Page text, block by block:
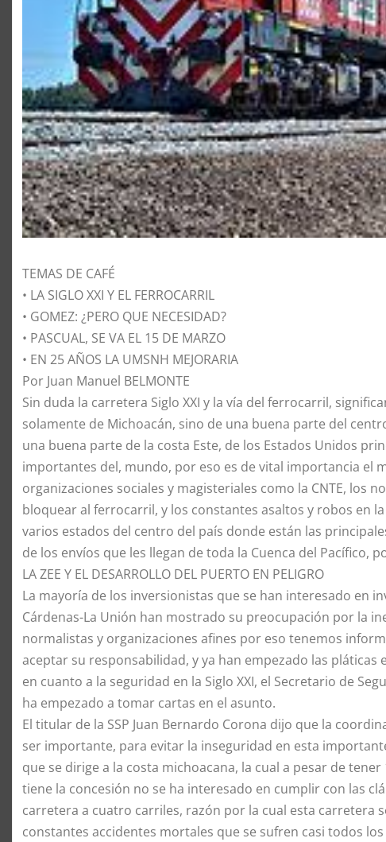
TEMAS DE CAFÉ
• LA SIGLO XXI Y EL FERROCARRIL
• GOMEZ: ¿PERO QUE NECESIDAD?
• PASCUAL, SE VA EL 15 DE MARZO
• EN 25 AÑOS LA UMSNH MEJORARIA
Por Juan Manuel BELMONTE
​Sin duda la carretera Siglo XXI y la vía del ferrocarril,
solamente de Michoacán, sino de una buena parte del
una buena parte de la costa Este, de los Estados Unidos
importantes del, mundo, por eso es de vital importancia el
organizaciones sociales y magisteriales como la CNTE, los
bloquear al ferrocarril, y los constantes asaltos y robos en
varios estados del centro del país donde están las
de los envíos que les llegan de toda la Cuenca del Pacífico,
​LA ZEE Y EL DESARROLLO DEL PUERTO EN PELIGRO
​La mayoría de los inversionistas que se han interesado en
Cárdenas-La Unión han mostrado su preocupación por la
normalistas y organizaciones afines por eso tenemos
aceptar su responsabilidad, y ya han empezado las
en cuanto a la seguridad en la Siglo XXI, el Secretario de
ha empezado a tomar cartas en el asunto.
​El titular de la SSP Juan Bernardo Corona dijo que la
ser importante, para evitar la inseguridad en esta
que se dirige a la costa michoacana, la cual a pesar de
tiene la concesión no se ha interesado en cumplir con las
carretera a cuatro carriles, razón por la cual esta carretera
constantes accidentes mortales que se sufren casi todos los